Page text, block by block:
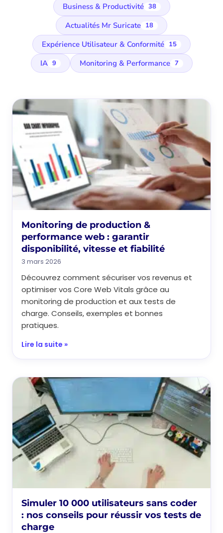
Business & Productivité 38
Actualités Mr Suricate 18
Expérience Utilisateur & Conformité 15
IA 9 Monitoring & Performance 7
Monitoring de production &
performance web : garantir
disponibilité, vitesse et fiabilité
3 mars 2026
Découvrez comment sécuriser vos revenus et
optimiser vos Core Web Vitals grâce au
monitoring de production et aux tests de
charge. Conseils, exemples et bonnes
pratiques.
Lire la suite »
Simuler 10 000 utilisateurs sans coder
: nos conseils pour réussir vos tests de
charge